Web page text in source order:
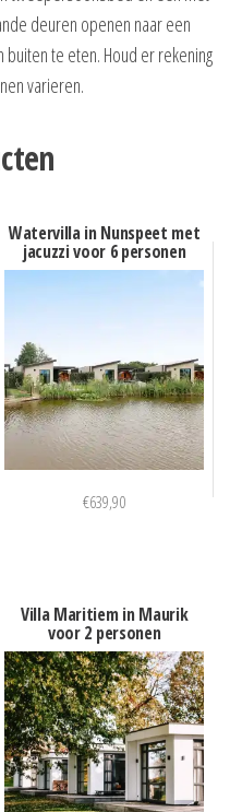
deuren openen naar een
te eten. Houd er rekening
varieren.
Watervilla in Nunspeet met
jacuzzi voor 6 personen
€639,90
Villa Maritiem in Maurik
voor 2 personen